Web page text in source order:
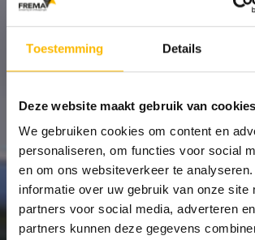
Toestemming Details
Deze website maakt gebruik van cookies
We gebruiken cookies om content en
personaliseren, om functies voor social
en om ons websiteverkeer te
informatie over uw gebruik van onze site
partners voor social media, adverteren
partners kunnen deze gegevens